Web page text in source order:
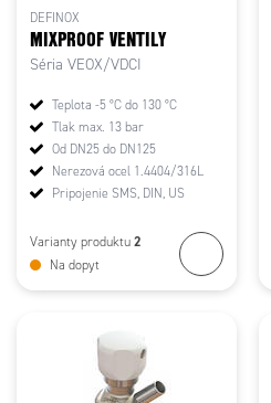
DEFINOX
MIXPROOF VENTILY
Séria VEOX/VDCI
Teplota -5 °C do 130 °C
Tlak max. 13 bar
Od DN25 do DN125
Nerezová ocel 1.4404/316L
Pripojenie SMS, DIN, US
Varianty produktu 2
Na dopyt